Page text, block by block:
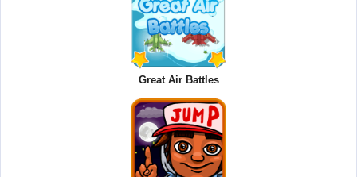
Great Air Battles